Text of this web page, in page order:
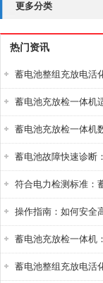
更多分类
热门资讯